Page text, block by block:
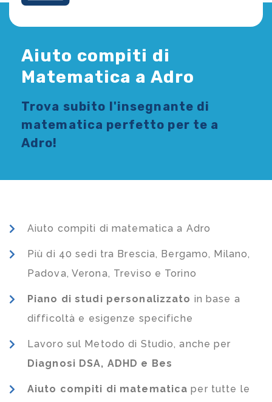
Aiuto compiti di
Matematica a Adro
Trova subito l'insegnante di
matematica perfetto per te a
Adro!
Aiuto compiti di matematica a Adro
Più di 40 sedi tra Brescia, Bergamo, Milano,
Padova, Verona, Treviso e Torino
Piano di studi personalizzato in base a
difficoltà e esigenze specifiche
Lavoro sul Metodo di Studio, anche per
Diagnosi DSA, ADHD e Bes
Aiuto compiti di matematica per tutte le